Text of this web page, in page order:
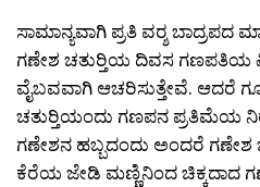
ಸಾಮಾನ್ಯವಾಗಿ ಪ್ರತಿ ವರ‍್ಶ ಬಾದ್ರಪದ
ಗಣೇಶ ಚತುರ‍್ತಿಯ ದಿವಸ ಗಣಪತಿಯ
ವೈಬವವಾಗಿ ಆಚರಿಸುತ್ತೇವೆ. ಆದರೆ
ಚತುರ‍್ತಿಯಂದು ಗಣಪನ ಪ್ರತಿಮೆಯ
ಗಣೇಶನ ಹಬ್ಬದಂದು ಅಂದರೆ ಗಣೇಶ
ಕೆರೆಯ ಜೇಡಿ ಮಣ್ಣಿನಿಂದ ಚಿಕ್ಕದಾದ